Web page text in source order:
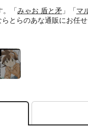
。「みゃお 盾と矛 」「マ
とらのあな通販にお任